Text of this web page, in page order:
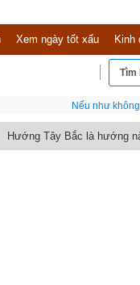
Xem ngày tốt xấu Kinh
Nếu như
Hướng Tây Bắc là hướng